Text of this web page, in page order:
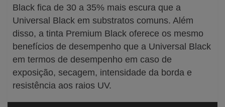
Black fica de 30 a 35% mais escura que a
Universal Black em substratos comuns. Além
disso, a tinta Premium Black oferece os mesmo
benefícios de desempenho que a Universal Black
em termos de desempenho em caso de
exposição, secagem, intensidade da borda e
resistência aos raios UV.